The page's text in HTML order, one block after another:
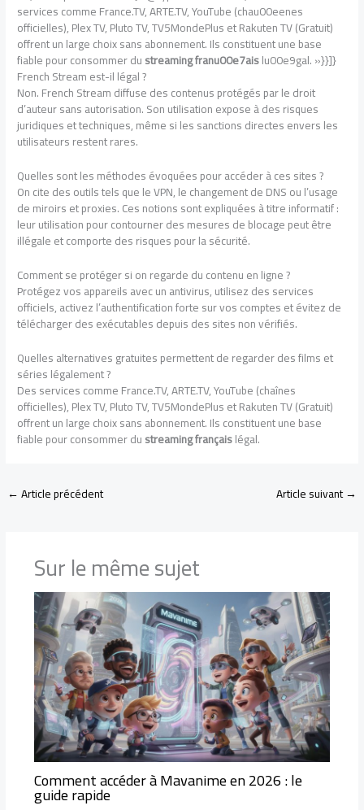
services comme France.TV, ARTE.TV, YouTube (chau00eenes
officielles), Plex TV, Pluto TV, TV5MondePlus et Rakuten TV (Gratuit)
offrent un large choix sans abonnement. Ils constituent une base
fiable pour consommer dustreaming franu00e7aislu00e9gal. »}}]}
French Stream est-il légal ?
Non. French Stream diffuse des contenus protégés par le droit
d’auteur sans autorisation. Son utilisation expose à des risques
juridiques et techniques, même si les sanctions directes envers les
utilisateurs restent rares.
Quelles sont les méthodes évoquées pour accéder à ces sites ?
On cite des outils tels que le VPN, le changement de DNS ou l’usage
de miroirs et proxies. Ces notions sont expliquées à titre informatif :
leur utilisation pour contourner des mesures de blocage peut être
illégale et comporte des risques pour la sécurité.
Comment se protéger si on regarde du contenu en ligne ?
Protégez vos appareils avec un antivirus, utilisez des services
officiels, activez l’authentification forte sur vos comptes et évitez de
télécharger des exécutables depuis des sites non vérifiés.
Quelles alternatives gratuites permettent de regarder des films et
séries légalement ?
Des services comme France.TV, ARTE.TV, YouTube (chaînes
officielles), Plex TV, Pluto TV, TV5MondePlus et Rakuten TV (Gratuit)
offrent un large choix sans abonnement. Ils constituent une base
fiable pour consommer dustreaming françaislégal.
←Article précédent Article suivant→
Sur le même sujet
Comment accéder à Mavanime en 2026 : le
guide rapide